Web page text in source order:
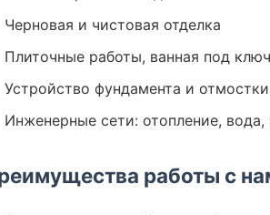
Черновая и чистовая отделка
Плиточные работы, ванная под ключ
Устройство фундамента и отмостки
Инженерные сети: отопление, вода,
работы с